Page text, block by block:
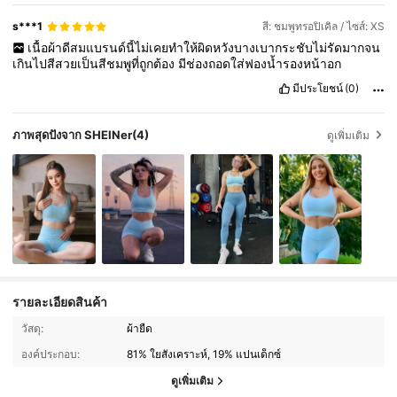
s***1 สี: ชมพูทรอปิเคิล / ไซส์: XS
เนื้อผ้าดีสมแบรนด์นี้ไม่เคยทำให้ผิดหวังบางเบากระชับไม่รัดมากจน
เกินไปสีสวยเป็นสีชมพูที่ถูกต้องมีช่องถอดใส่ฟองน้ำรองหน้าอก
มีประโยชน์ (0)
ภาพสุดปังจาก SHEINer(4) ดูเพิ่มเติม
รายละเอียดสินค้า
วัสดุ:
ผ้ายืด
องค์ประกอบ:
81% ใยสังเคราะห์, 19% แปนเด็กซ์
ดูเพิ่มเติม
2.2M ผู้ติดตาม
2.2M ผู้ติดตาม